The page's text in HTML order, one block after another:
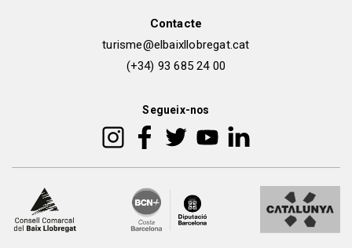
Contacte
turisme@elbaixllobregat.cat
(+34) 93 685 24 00
Segueix-nos